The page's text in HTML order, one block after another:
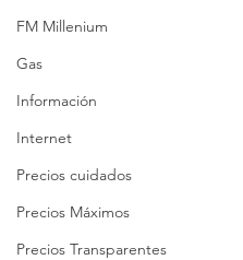
FM Millenium
Gas
Información
Internet
Precios cuidados
Precios Máximos
Precios Transparentes